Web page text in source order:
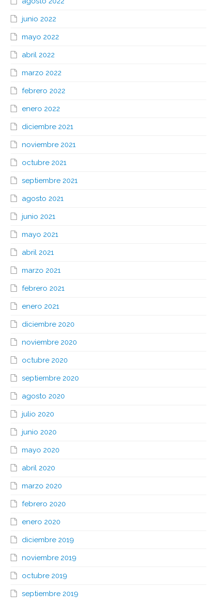
junio 2022
mayo 2022
abril 2022
marzo 2022
febrero 2022
enero 2022
diciembre 2021
noviembre 2021
octubre 2021
septiembre 2021
agosto 2021
junio 2021
mayo 2021
abril 2021
marzo 2021
febrero 2021
enero 2021
diciembre 2020
noviembre 2020
octubre 2020
septiembre 2020
agosto 2020
julio 2020
junio 2020
mayo 2020
abril 2020
marzo 2020
febrero 2020
enero 2020
diciembre 2019
noviembre 2019
octubre 2019
septiembre 2019